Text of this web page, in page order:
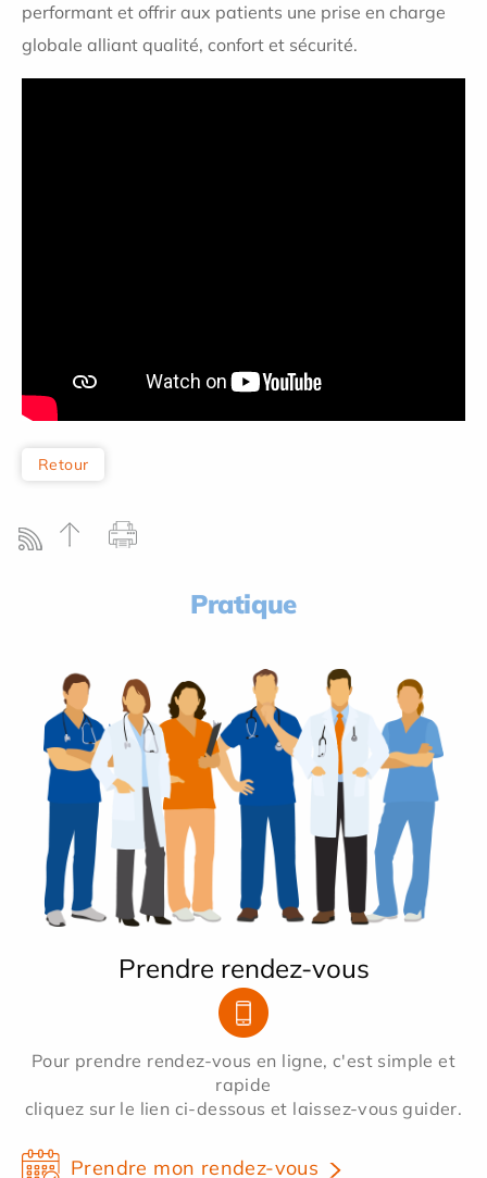
performant et offrir aux patients une prise en charge
globale alliant qualité, confort et sécurité.
Retour
Pratique
Prendre rendez-vous
Pour prendre rendez-vous en ligne, c'est simple et
rapide
cliquez sur le lien ci-dessous et laissez-vous guider.
Prendre mon rendez-vous